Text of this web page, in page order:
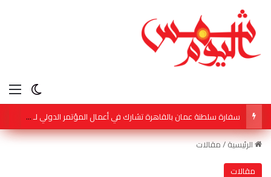
سفارة سلطنة عمان بالقاهرة تشارك في أعمال المؤتمر الدولي لـ مكافحة التمييز ضد الإسلام والمسلمين
الرئيسية/مقالات
مقالات